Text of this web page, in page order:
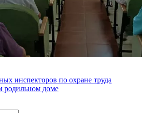
инспекторов по охране труда
родильном доме